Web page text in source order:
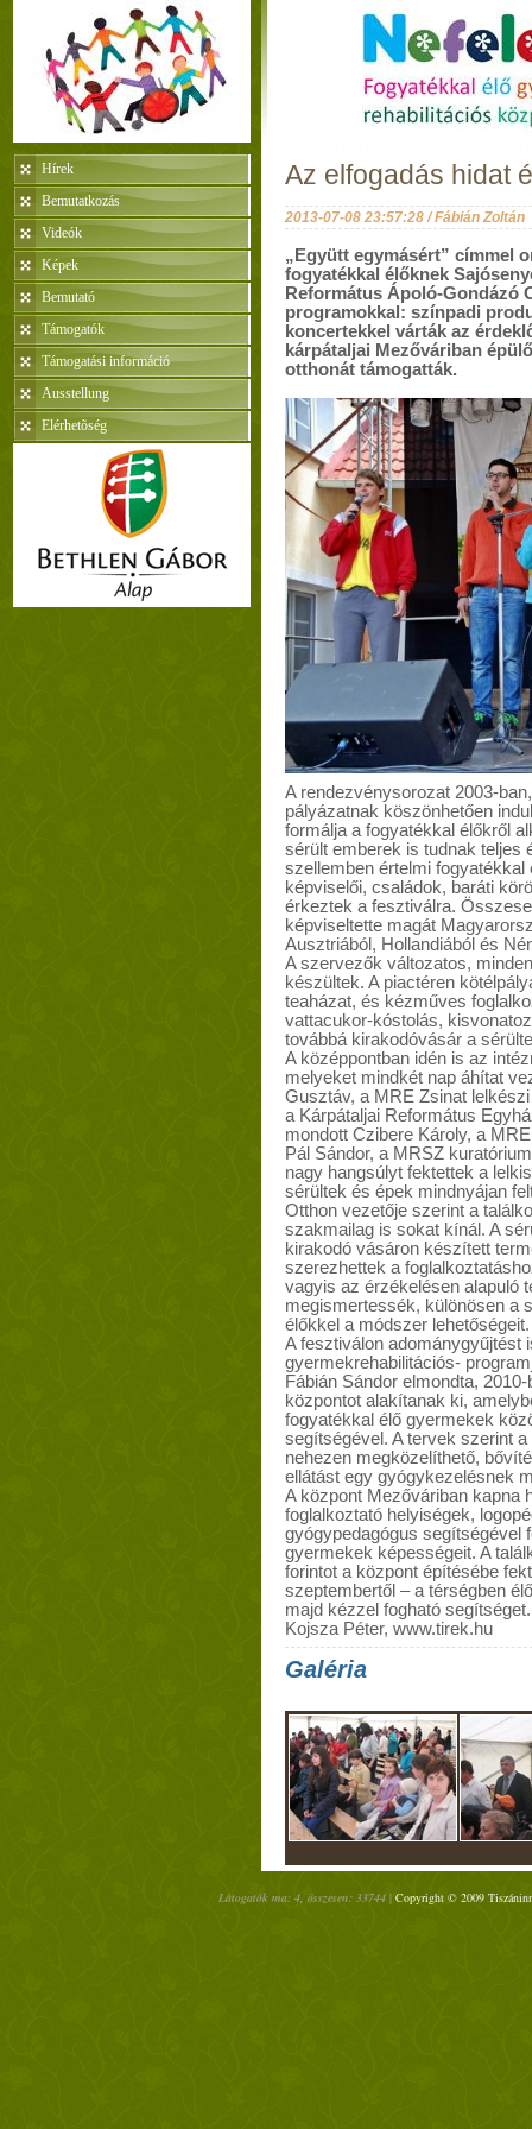
Hírek
Bemutatkozás
Videók
Képek
Bemutató
Támogatók
Támogatási információ
Ausstellung
Elérhetõség
Az elfogadás hidat
2013-07-08 23:57:28 / Fábián Zoltán
„Együtt egymásért” címmel
fogyatékkal élőknek
Református Ápoló-Gondázó
programokkal: színpadi
koncertekkel várták az
kárpátaljai Mezőváriban
otthonát támogatták.
A rendezvénysorozat 2003-
pályázatnak köszönhetően
formálja a fogyatékkal élőkről
sérült emberek is tudnak teljes
szellemben értelmi
képviselői, családok, baráti
érkeztek a fesztiválra.
képviseltette magát
Ausztriából, Hollandiából és
A szervezők változatos,
készültek. A piactéren
teaházat, és kézműves
vattacukor-kóstolás,
továbbá kirakodóvásár a
A középpontban idén is az
melyeket mindkét nap áhítat
Gusztáv, a MRE Zsinat
a Kárpátaljai Református
mondott Czibere Károly, a
Pál Sándor, a MRSZ
nagy hangsúlyt fektettek a
sérültek és épek mindnyájan
Otthon vezetője szerint a
szakmailag is sokat kínál. A
kirakodó vásáron készített
szerezhettek a
vagyis az érzékelésen alapuló
megismertessék, különösen a
élőkkel a módszer lehetőségeit.
A fesztiválon adománygyűjtést
gyermekrehabilitációs-
Fábián Sándor elmondta,
központot alakítanak ki,
fogyatékkal élő gyermekek
segítségével. A tervek szerint
nehezen megközelíthető,
ellátást egy gyógykezelésnek
A központ Mezőváriban kapna
foglalkoztató helyiségek,
gyógypedagógus segítségével
gyermekek képességeit. A
forintot a központ építésébe
szeptembertől – a térségben
majd kézzel fogható segítséget.
Kojsza Péter, www.tirek.hu
Galéria
Látogatók ma: 4, összesen: 33744 | Copyright © 2009